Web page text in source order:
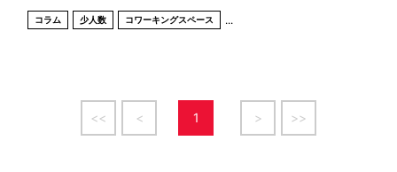
コラム 少人数 コワーキングスペース ...
<< < 1 > >>